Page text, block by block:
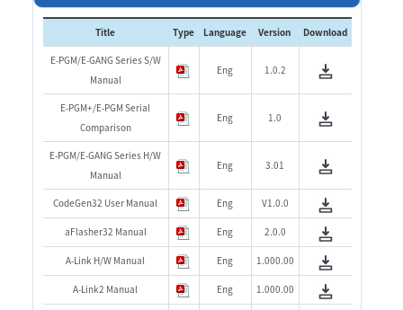
Title Type Language Version Download
E-PGM/E-GANG Series S/W
Manual
Eng 1.0.2
E-PGM+/E-PGM Serial
Comparison
Eng 1.0
E-PGM/E-GANG Series H/W
Manual
Eng 3.01
CodeGen32 User Manual Eng V1.0.0
aFlasher32 Manual Eng 2.0.0
A-Link H/W Manual Eng 1.000.00
A-Link2 Manual Eng 1.000.00